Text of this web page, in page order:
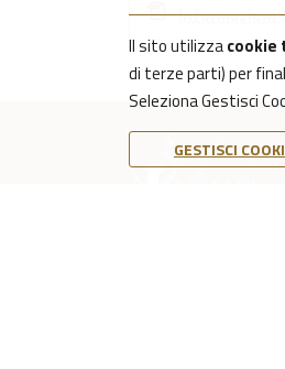
Il sito utilizzacookie
di terze parti) per
Seleziona Gestisci
GESTISCI
Informazioni